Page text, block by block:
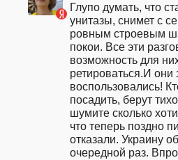
Глупо думать, что
унитазы, снимет с
ровным строевым
покои. Все эти
возможность для
ретироваться.И
воспользовались!
посадить, берут
шумите сколько
что теперь поздно
отказали. Украину
очередной раз.